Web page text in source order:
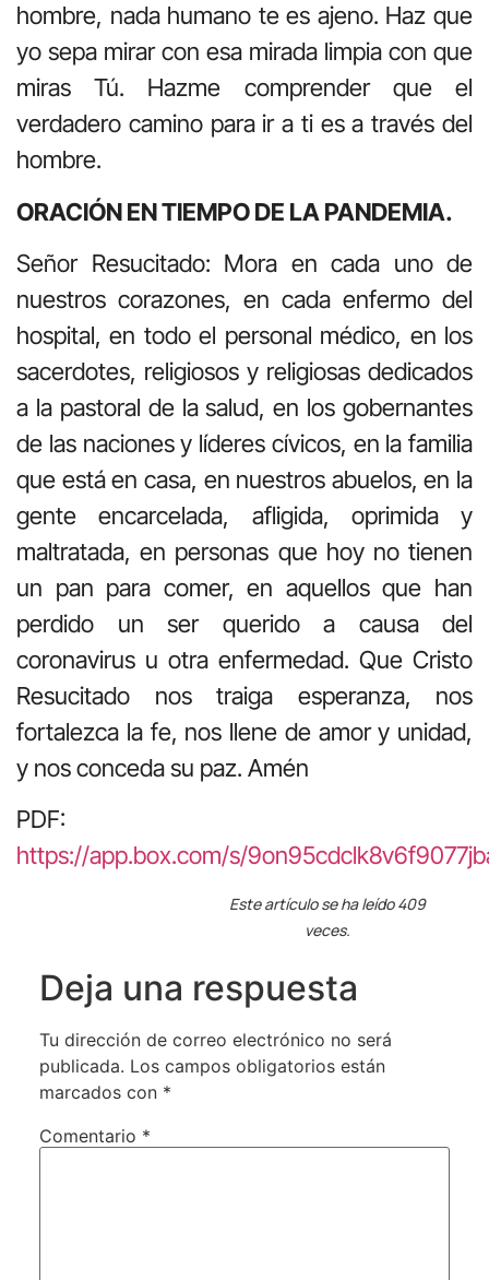
hombre, nada humano te es ajeno. Haz que
yo sepa mirar con esa mirada limpia con que
miras Tú. Hazme comprender que el
verdadero camino para ir a ti es a través del
hombre.
ORACIÓN EN TIEMPO DE LA PANDEMIA.
Señor Resucitado: Mora en cada uno de
nuestros corazones, en cada enfermo del
hospital, en todo el personal médico, en los
sacerdotes, religiosos y religiosas dedicados
a la pastoral de la salud, en los gobernantes
de las naciones y líderes cívicos, en la familia
que está en casa, en nuestros abuelos, en la
gente encarcelada, afligida, oprimida y
maltratada, en personas que hoy no tienen
un pan para comer, en aquellos que han
perdido un ser querido a causa del
coronavirus u otra enfermedad. Que Cristo
Resucitado nos traiga esperanza, nos
fortalezca la fe, nos llene de amor y unidad,
y nos conceda su paz. Amén
PDF:
https://app.box.com/s/
Este artículo se ha leído 409
veces.
Deja una respuesta
Tu dirección de correo electrónico no será
publicada. Los campos obligatorios están
marcados con *
Comentario *